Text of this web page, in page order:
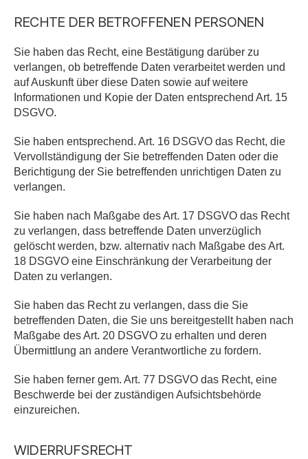
RECHTE DER BETROFFENEN PERSONEN
Sie haben das Recht, eine Bestätigung darüber zu
verlangen, ob betreffende Daten verarbeitet werden und
auf Auskunft über diese Daten sowie auf weitere
Informationen und Kopie der Daten entsprechend Art. 15
DSGVO.
Sie haben entsprechend. Art. 16 DSGVO das Recht, die
Vervollständigung der Sie betreffenden Daten oder die
Berichtigung der Sie betreffenden unrichtigen Daten zu
verlangen.
Sie haben nach Maßgabe des Art. 17 DSGVO das Recht
zu verlangen, dass betreffende Daten unverzüglich
gelöscht werden, bzw. alternativ nach Maßgabe des Art.
18 DSGVO eine Einschränkung der Verarbeitung der
Daten zu verlangen.
Sie haben das Recht zu verlangen, dass die Sie
betreffenden Daten, die Sie uns bereitgestellt haben nach
Maßgabe des Art. 20 DSGVO zu erhalten und deren
Übermittlung an andere Verantwortliche zu fordern.
Sie haben ferner gem. Art. 77 DSGVO das Recht, eine
Beschwerde bei der zuständigen Aufsichtsbehörde
einzureichen.
WIDERRUFSRECHT